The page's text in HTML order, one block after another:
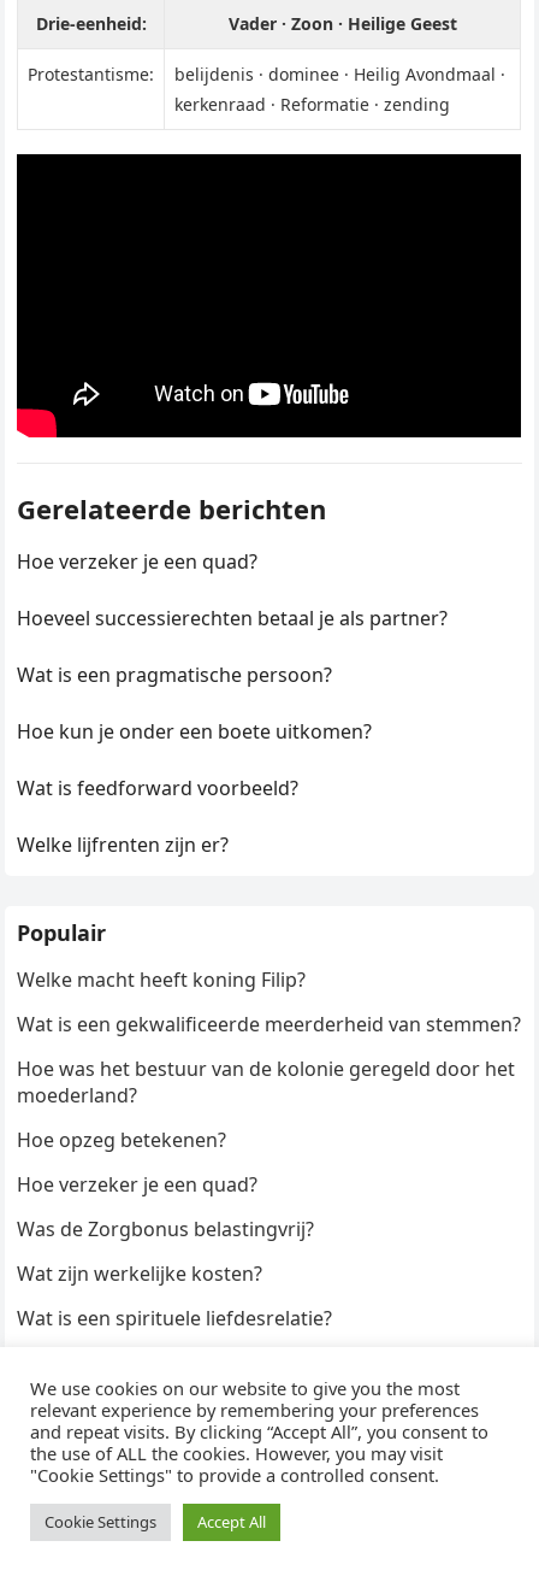
Drie-eenheid: Vader · Zoon · Heilige Geest
Protestantisme:
belijdenis · dominee · Heilig Avondmaal ·
kerkenraad · Reformatie · zending
Gerelateerde berichten
Hoe verzeker je een quad?
Hoeveel successierechten betaal je als partner?
Wat is een pragmatische persoon?
Hoe kun je onder een boete uitkomen?
Wat is feedforward voorbeeld?
Welke lijfrenten zijn er?
Populair
Welke macht heeft koning Filip?
Wat is een gekwalificeerde meerderheid van stemmen?
Hoe was het bestuur van de kolonie geregeld door het
moederland?
Hoe opzeg betekenen?
Hoe verzeker je een quad?
Was de Zorgbonus belastingvrij?
Wat zijn werkelijke kosten?
Wat is een spirituele liefdesrelatie?
Hoe duur zijn Keukendeurtjes?
© 2026WijzeAntwoorden- Thema doorWPEnjoy· Aangedreven door
WordPress
We use cookies on our website to give you the most
relevant experience by remembering your preferences
and repeat visits. By clicking “Accept All”, you consent to
the use of ALL the cookies. However, you may visit
"Cookie Settings" to provide a controlled consent.
Cookie Settings Accept All